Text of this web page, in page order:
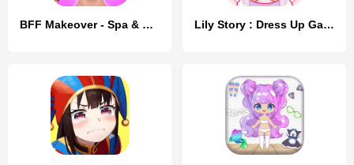
BFF Makeover - Spa & Dress Up Lily Story : Dress Up Game